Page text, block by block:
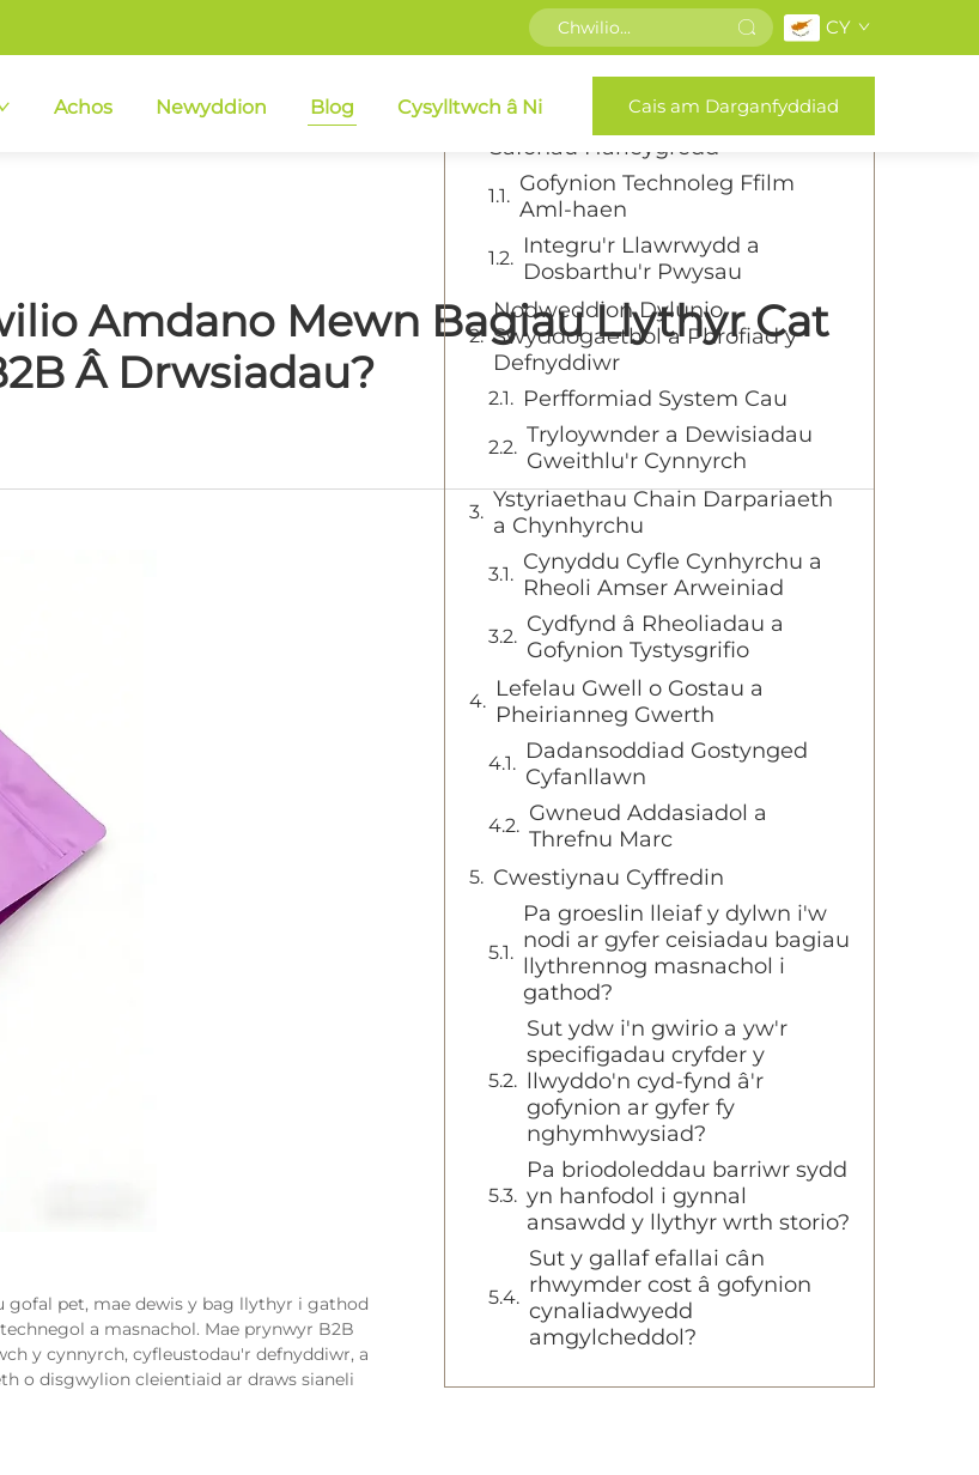
CY
Achos Newyddion Blog Cysylltwch â Ni Cais am Darganfyddiad
Amdano Mewn Bagiau Llythyr Cat
Â Drwsiadau?
gofal pet, mae dewis y bag llythyr i gathod
a masnachol. Mae prynwyr B2B
y cynnyrch, cyfleustodau'r defnyddiwr, a
o disgwylion cleientiaid ar draws sianeli
Ystadegau
Adeiladwaith Deunydd a
Safonau Harleygredd
Gofynion Technoleg Ffilm
Aml-haen
Integru'r Llawrwydd a
Dosbarthu'r Pwysau
Nodweddion Dylunio
Swyddogaethol a Phrofiad y
Defnyddiwr
Perfformiad System Cau
Tryloywnder a Dewisiadau
Gweithlu'r Cynnyrch
Ystyriaethau Chain Darpariaeth
a Chynhyrchu
Cynyddu Cyfle Cynhyrchu a
Rheoli Amser Arweiniad
Cydfynd â Rheoliadau a
Gofynion Tystysgrifio
Lefelau Gwell o Gostau a
Pheirianneg Gwerth
Dadansoddiad Gostynged
Cyfanllawn
Gwneud Addasiadol a
Threfnu Marc
Cwestiynau Cyffredin
Pa groeslin lleiaf y dylwn i'w
nodi ar gyfer ceisiadau bagiau
llythrennog masnachol i
gathod?
Sut ydw i'n gwirio a yw'r
specifigadau cryfder y
llwyddo'n cyd-fynd â'r
gofynion ar gyfer fy
nghymhwysiad?
Pa briodoleddau barriwr sydd
yn hanfodol i gynnal
ansawdd y llythyr wrth storio?
Sut y gallaf efallai cân
rhwymder cost â gofynion
cynaliadwyedd
amgylcheddol?